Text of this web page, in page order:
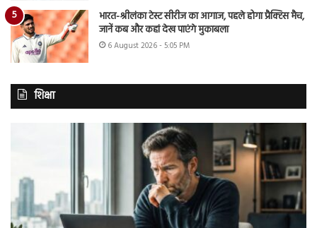
भारत-श्रीलंका टेस्ट सीरीज का आगाज, पहले होगा प्रैक्टिस मैच,
जानें कब और कहां देख पाएंगे मुकाबला
6 August 2026 - 5:05 PM
शिक्षा